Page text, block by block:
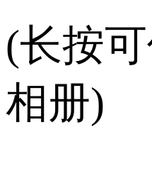
(长按
相册)